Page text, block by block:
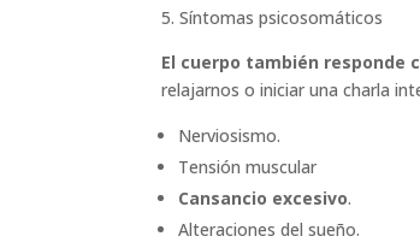
5. Síntomas psicosomáticos
El cuerpo también responde
relajarnos o iniciar una charla
Nerviosismo.
Tensión muscular
Cansancio excesivo.
Alteraciones del sueño.